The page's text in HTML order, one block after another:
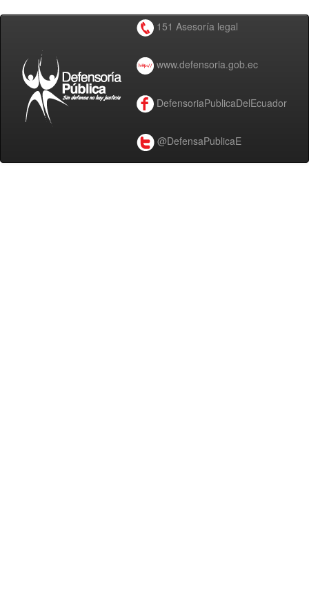
151 Asesoría legal
www.defensoria.gob.ec
DefensoriaPublicaDelEcuador
@DefensaPublicaE